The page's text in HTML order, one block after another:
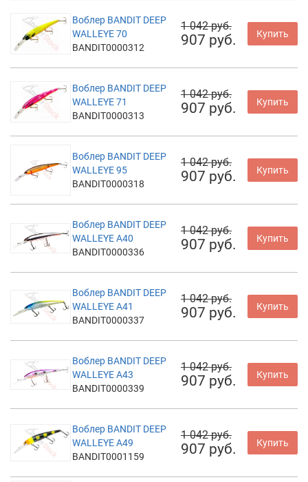
Воблер BANDIT DEEP
WALLEYE 70
BANDIT0000312
1 042 руб.
907 руб. Купить
Воблер BANDIT DEEP
WALLEYE 71
BANDIT0000313
1 042 руб.
907 руб. Купить
Воблер BANDIT DEEP
WALLEYE 95
BANDIT0000318
1 042 руб.
907 руб. Купить
Воблер BANDIT DEEP
WALLEYE A40
BANDIT0000336
1 042 руб.
907 руб. Купить
Воблер BANDIT DEEP
WALLEYE A41
BANDIT0000337
1 042 руб.
907 руб. Купить
Воблер BANDIT DEEP
WALLEYE A43
BANDIT0000339
1 042 руб.
907 руб. Купить
Воблер BANDIT DEEP
WALLEYE A49
BANDIT0001159
1 042 руб.
907 руб. Купить